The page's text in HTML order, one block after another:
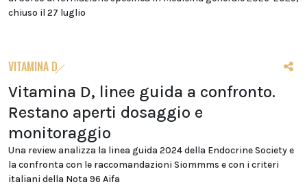
chiuso il 27 luglio
VITAMINA D
Vitamina D, linee guida a confronto.
Restano aperti dosaggio e
monitoraggio
Una review analizza la linea guida 2024 della Endocrine Society e
la confronta con le raccomandazioni Siommms e con i criteri
italiani della Nota 96 Aifa